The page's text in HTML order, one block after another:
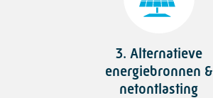
3. Alternatieve
energiebronnen &
netontlasting